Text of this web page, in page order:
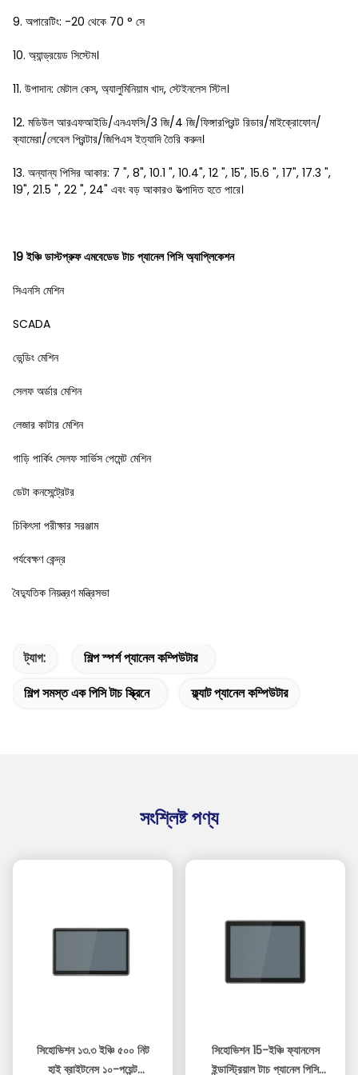
9. অপারেটিং: -20 থেকে 70 ° সে
10. অ্যান্ড্রয়েড সিস্টেম।
11. উপাদান: মেটাল কেস, অ্যালুমিনিয়াম খাদ, স্টেইনলেস স্টিল।
12. মডিউল আরএফআইডি/এনএফসি/3 জি/4 জি/ফিঙ্গারপ্রিন্ট রিডার/মাইক্রোফোন/
ক্যামেরা/লেবেল প্রিন্টার/জিপিএস ইত্যাদি তৈরি করুন।
13. অন্যান্য পিসির আকার: 7 ", 8", 10.1 ", 10.4", 12 ", 15", 15.6 ", 17", 17.3 ",
19", 21.5 ", 22 ", 24" এবং বড় আকারও উত্পাদিত হতে পারে।
19 ইঞ্চি ডাস্টপ্রুফ এমবেডেড টাচ প্যানেল পিসি অ্যাপ্লিকেশন
সিএনসি মেশিন
SCADA
ভেন্ডিং মেশিন
সেলফ অর্ডার মেশিন
লেজার কাটার মেশিন
গাড়ি পার্কিং সেলফ সার্ভিস পেমেন্ট মেশিন
ডেটা কনসেন্ট্রেটর
চিকিৎসা পরীক্ষার সরঞ্জাম
পর্যবেক্ষণ কেন্দ্র
বৈদ্যুতিক নিয়ন্ত্রণ মন্ত্রিসভা
ট্যাগ:
শিল্প স্পর্শ প্যানেল কম্পিউটার
শিল্প সমস্ত এক পিসি টাচ স্ক্রিনে
ফ্ল্যাট প্যানেল কম্পিউটার
সংশ্লিষ্ট পণ্য
সিহোভিশন ১৩.৩ ইঞ্চি ৫০০ নিট
হাই ব্রাইটনেস ১০-পয়েন্ট
সিহোভিশন 15-ইঞ্চি ফ্যানলেস
ইন্ডাস্ট্রিয়াল টাচ প্যানেল পিসি